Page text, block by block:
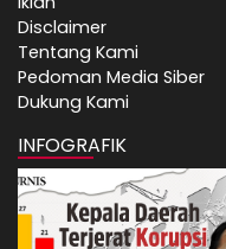
Disclaimer
Tentang Kami
Pedoman Media Siber
Dukung Kami
INFOGRAFIK